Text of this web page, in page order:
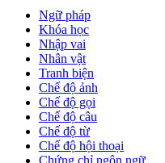
Ngữ pháp
Khóa học
Nhập vai
Nhân vật
Tranh biện
Chế độ ảnh
Chế độ gọi
Chế độ câu
Chế độ từ
Chế độ hội thoại
Chứng chỉ ngôn ngữ